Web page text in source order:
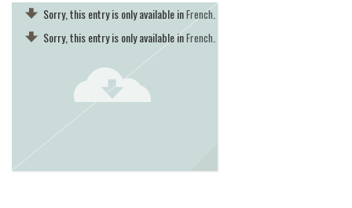
Sorry, this entry is only available inFrench
Sorry, this entry is only available inFrench